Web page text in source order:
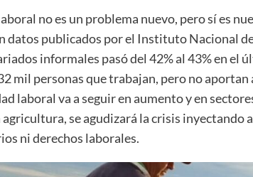
no es un problema nuevo, pero sí es
datos publicados por el Instituto Nacional
informales pasó del 42% al 43% en el
mil personas que trabajan, pero no
laboral va a seguir en aumento y en
se agudizará la crisis inyectando
ni derechos laborales.